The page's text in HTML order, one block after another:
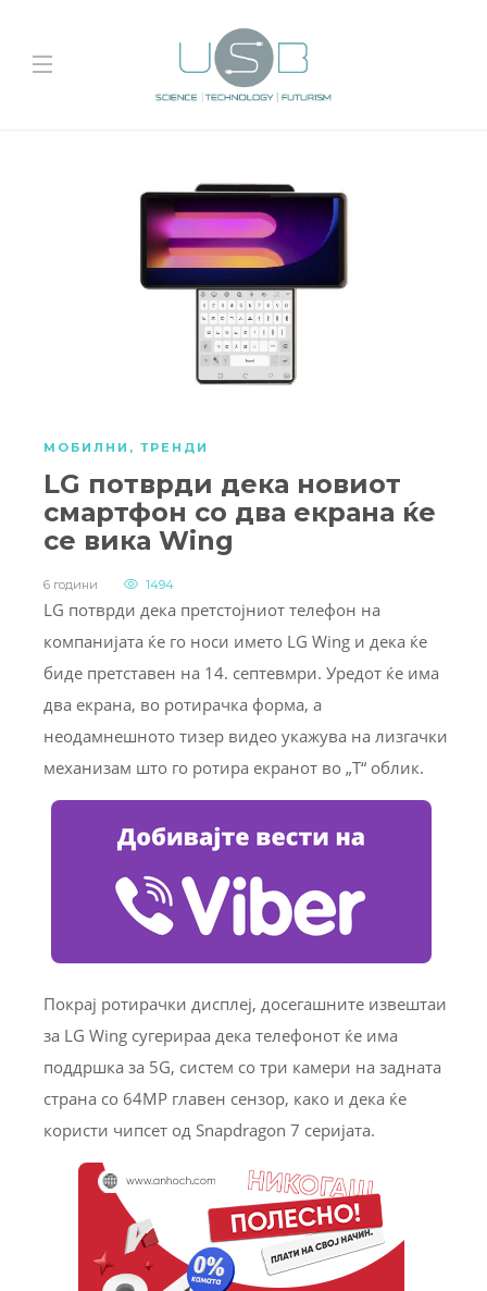
МОБИЛНИ , ТРЕНДИ
LG потврди дека новиот
смартфон со два екрана ќе
се вика Wing
6 години 1494
LG потврди дека претстојниот телефон на
компанијата ќе го носи името LG Wing и дека ќе
биде претставен на 14. септевмри. Уредот ќе има
два екранa, во ротирачка форма, а
неодамнешното тизер видео укажува на лизгачки
механизам што го ротира екранот во „Т“ облик.
Покрај ротирачки дисплеј, досегашните извештаи
за LG Wing сугерираа дека телефонот ќе има
поддршка за 5G, систем со три камери на задната
страна со 64MP главен сензор, како и дека ќе
користи чипсет од Snapdragon 7 серијата.